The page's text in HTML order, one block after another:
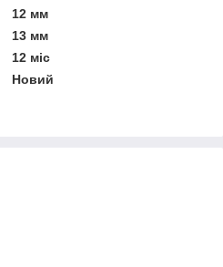
12 мм
13 мм
12 міс
Новий